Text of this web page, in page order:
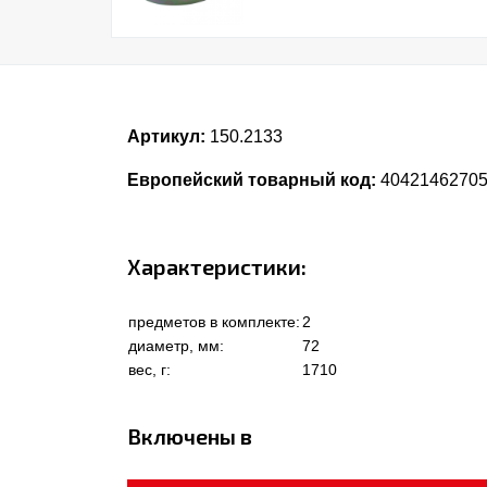
Артикул: 150.2133
Европейский товарный код:
Характеристики:
предметов в комплекте:2
диаметр, мм:
72
вес, г:
1710
Включены в